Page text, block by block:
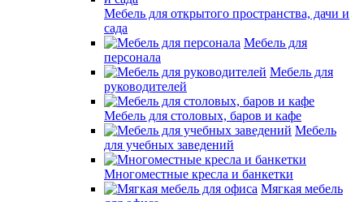
Мебель для открытого пространства, дачи и
сада
Мебель для
персонала
Мебель для
руководителей
Мебель для столовых, баров и кафе
Мебель
для учебных заведений
Многоместные кресла и банкетки
Мягкая мебель